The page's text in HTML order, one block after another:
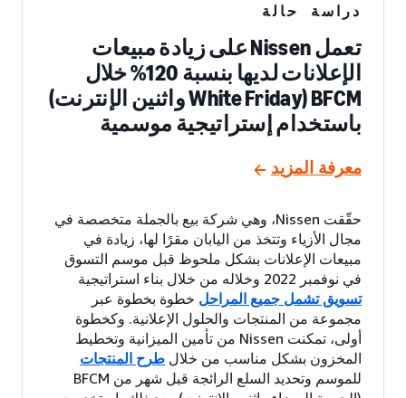
دراسة حالة
تعمل Nissen على زيادة مبيعات
الإعلانات لديها بنسبة 120% خلال
BFCM (White Friday واثنين الإنترنت)
باستخدام إستراتيجية موسمية
معرفة المزيد
حقّقت Nissen، وهي شركة بيع بالجملة متخصصة في
مجال الأزياء وتتخذ من اليابان مقرًا لها، زيادة في
مبيعات الإعلانات بشكل ملحوظ قبل موسم التسوق
في نوفمبر 2022 وخلاله من خلال بناء استراتيجية
تسويق تشمل جميع المراحل خطوة بخطوة عبر
مجموعة من المنتجات والحلول الإعلانية. وكخطوة
أولى، تمكنت Nissen من تأمين الميزانية وتخطيط
المخزون بشكل مناسب من خلال طرح المنتجات
للموسم وتحديد السلع الرائجة قبل شهر من BFCM